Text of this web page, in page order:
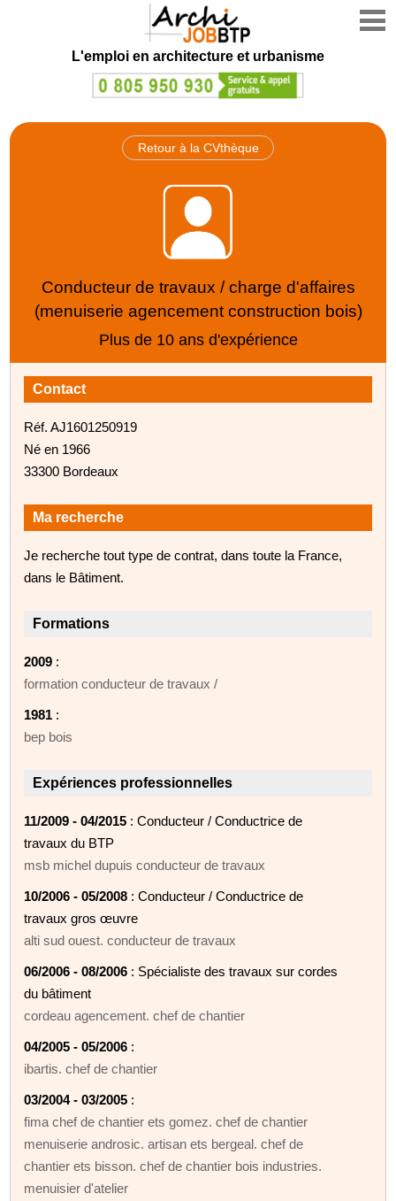
L'emploi en architecture et urbanisme
Retour à la CVthèque
Conducteur de travaux / charge d'affaires
(menuiserie agencement construction bois)
Plus de 10 ans d'expérience
Contact
Réf. AJ1601250919
Né en 1966
33300 Bordeaux
Ma recherche
Je recherche tout type de contrat, dans toute la France,
dans le Bâtiment.
Formations
2009 :
formation conducteur de travaux /
1981 :
bep bois
Expériences professionnelles
11/2009 - 04/2015 : Conducteur / Conductrice de
travaux du BTP
msb michel dupuis conducteur de travaux
10/2006 - 05/2008 : Conducteur / Conductrice de
travaux gros œuvre
alti sud ouest. conducteur de travaux
06/2006 - 08/2006 : Spécialiste des travaux sur cordes
du bâtiment
cordeau agencement. chef de chantier
04/2005 - 05/2006 :
ibartis. chef de chantier
03/2004 - 03/2005 :
fima chef de chantier ets gomez. chef de chantier
menuiserie androsic. artisan ets bergeal. chef de
chantier ets bisson. chef de chantier bois industries.
menuisier d'atelier